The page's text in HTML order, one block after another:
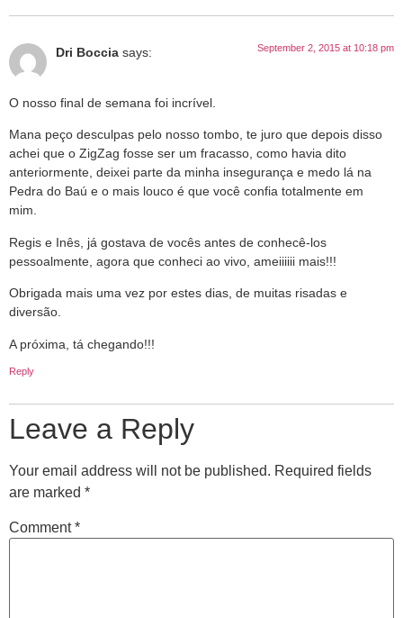
Dri Boccia says: September 2, 2015 at 10:18 pm
O nosso final de semana foi incrível.
Mana peço desculpas pelo nosso tombo, te juro que depois disso
achei que o ZigZag fosse ser um fracasso, como havia dito
anteriormente, deixei parte da minha insegurança e medo lá na
Pedra do Baú e o mais louco é que você confia totalmente em
mim.
Regis e Inês, já gostava de vocês antes de conhecê-los
pessoalmente, agora que conheci ao vivo, ameiiiiii mais!!!
Obrigada mais uma vez por estes dias, de muitas risadas e
diversão.
A próxima, tá chegando!!!
Reply
Leave a Reply
Your email address will not be published. Required fields
are marked *
Comment*